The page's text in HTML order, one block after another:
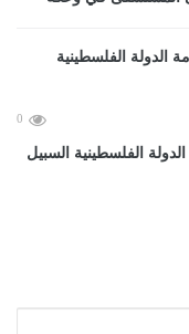
0
الفلسطينية السبيل